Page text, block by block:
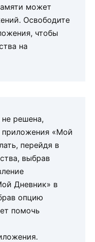
может
Освободите
чтобы
на
решена,
приложения «Мой
перейдя в
выбрав
Дневник» в
опцию
помочь